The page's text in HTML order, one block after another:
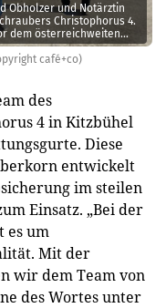
café+co)
Obholzer und Notärztin
Christophorus 4.
dem österreichweiten
des
4 in Kitzbühel
Diese
entwickelt
im steilen
Einsatz. „Bei der
es um
Mit der
wir dem Team von
des Wortes unter